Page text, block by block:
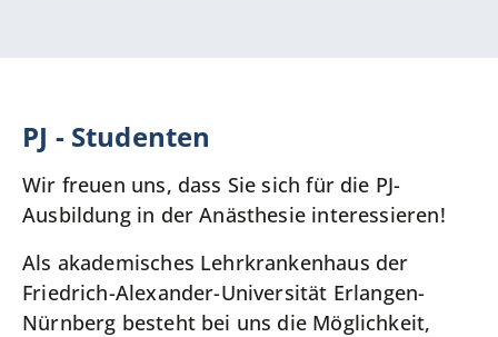
PJ - Studenten
Wir freuen uns, dass Sie sich für die PJ-
Ausbildung in der Anästhesie interessieren!
Als akademisches Lehrkrankenhaus der
Friedrich-Alexander-Universität Erlangen-
Nürnberg besteht bei uns die Möglichkeit,